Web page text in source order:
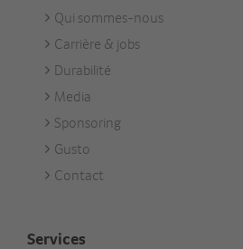
Footer
Unternehmen
Qui sommes-nous
Carrière & jobs
Durabilité
Media
Sponsoring
Gusto
Contact
Services